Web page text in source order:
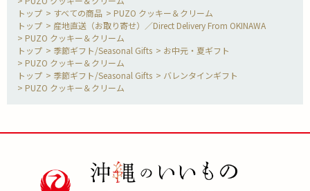
> すべての商品 > PUZO クッキー＆クリーム
> 産地直送（お取り寄せ）／Direct Delivery From OKINAWA
> PUZO クッキー＆クリーム
> 季節ギフト/Seasonal Gifts > お中元・夏ギフト
> PUZO クッキー＆クリーム
> 季節ギフト/Seasonal Gifts > バレンタインギフト
> PUZO クッキー＆クリーム